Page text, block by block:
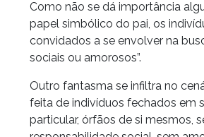
Como não se dá importância
papel simbólico do pai, os
convidados a se envolver na
sociais ou amorosos”.
Outro fantasma se infiltra no
feita de indivíduos fechados em
particular, órfãos de si mesmos,